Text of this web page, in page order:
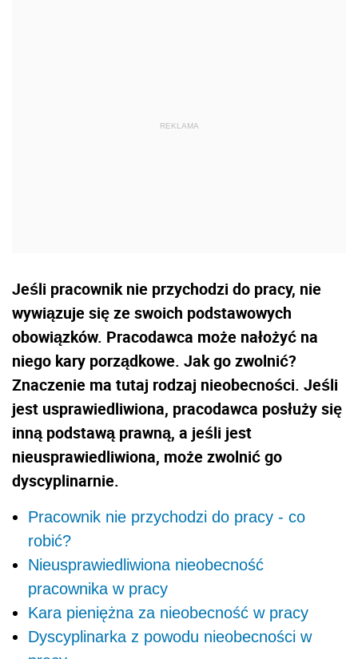
Jeśli pracownik nie przychodzi do pracy, nie
wywiązuje się ze swoich podstawowych
obowiązków. Pracodawca może nałożyć na
niego kary porządkowe. Jak go zwolnić?
Znaczenie ma tutaj rodzaj nieobecności. Jeśli
jest usprawiedliwiona, pracodawca posłuży się
inną podstawą prawną, a jeśli jest
nieusprawiedliwiona, może zwolnić go
dyscyplinarnie.
Pracownik nie przychodzi do pracy - co
robić?
Nieusprawiedliwiona nieobecność
pracownika w pracy
Kara pieniężna za nieobecność w pracy
Dyscyplinarka z powodu nieobecności w